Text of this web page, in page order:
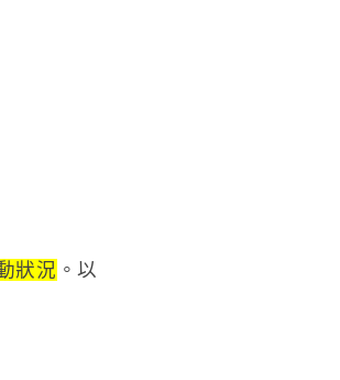
狀況 。以